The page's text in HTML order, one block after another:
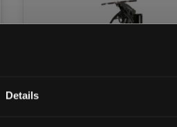
Details
Bam! 5% korting op je